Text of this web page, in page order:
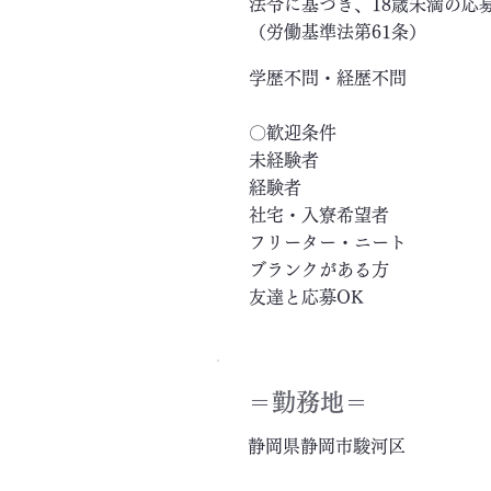
法令に基づき、18歳未満の応
（労働基準法第61条）
学歴不問・経歴不問
〇歓迎条件
未経験者
経験者
社宅・入寮希望者
フリーター・ニート
ブランクがある方
友達と応募OK
＝​勤務地＝
静岡県静岡市駿河区